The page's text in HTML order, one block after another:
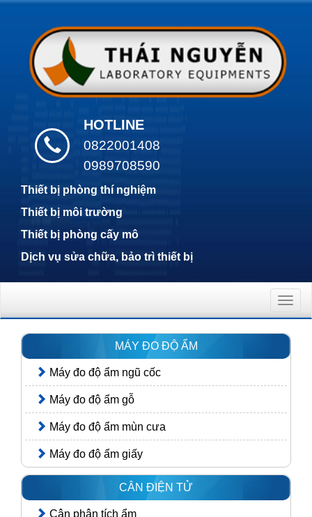
HOTLINE
0822001408
0989708590
Thiết bị phòng thí nghiệm
Thiết bị môi trường
Thiết bị phòng cấy mô
Dịch vụ sửa chữa, bảo trì thiết bị
MÁY ĐO ĐỘ ẨM
Máy đo độ ẩm ngũ cốc
Máy đo độ ẩm gỗ
Máy đo độ ẩm mùn cưa
Máy đo độ ẩm giấy
CÂN ĐIỆN TỬ
Cân phân tích ẩm